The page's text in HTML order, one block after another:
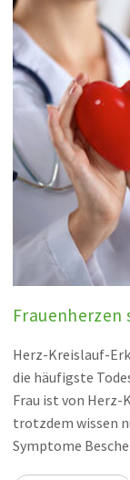
Frauenherzen
Herz-Kreislauf-
die häufigste
Frau ist von
trotzdem wissen
Symptome